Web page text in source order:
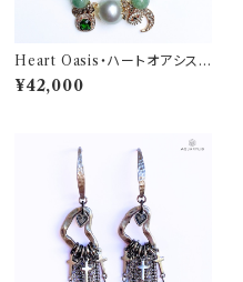
Heart Oasis・ハートオアシス
｜グリーンオパール＆翡翠 ブレ
スレット（南洋真珠／Silver Gol
¥42,000